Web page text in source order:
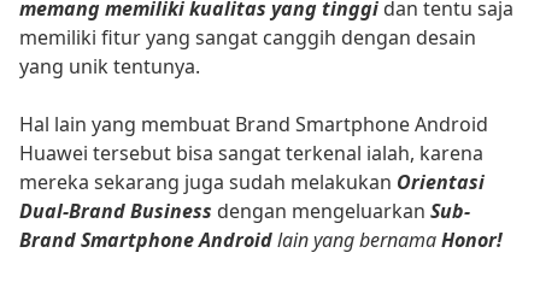
memang memiliki kualitas yang tinggi dan tentu saja
memiliki fitur yang sangat canggih dengan desain
yang unik tentunya.
Hal lain yang membuat Brand Smartphone Android
Huawei tersebut bisa sangat terkenal ialah, karena
mereka sekarang juga sudah melakukan Orientasi
Dual-Brand Business dengan mengeluarkan Sub-
Brand Smartphone Androidlain yang bernamaHonor!